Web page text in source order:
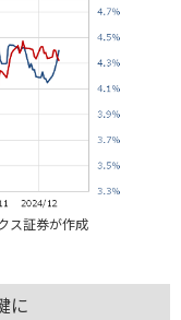
ス証券が作成
に